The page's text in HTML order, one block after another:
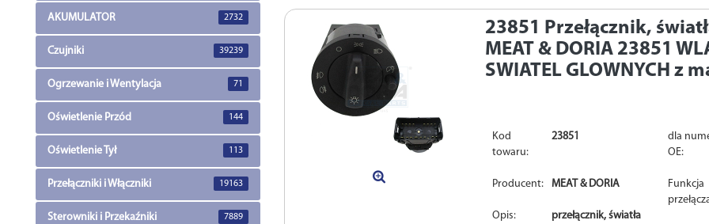
23851 Przełącznik,
MEAT & DORIA 23851
SWIATEL GLOWNYCH z
Kod
towaru:
23851
Producent: MEAT & DORIA
Opis:
przełącznik, światła
dla
OE:
Funkcja
AKUMULATOR 2732
Czujniki 39239
Ogrzewanie i Wentylacja 71
Oświetlenie Przód 144
Oświetlenie Tył 113
Przełączniki i Włączniki 19163
Sterowniki i Przekaźniki 7889